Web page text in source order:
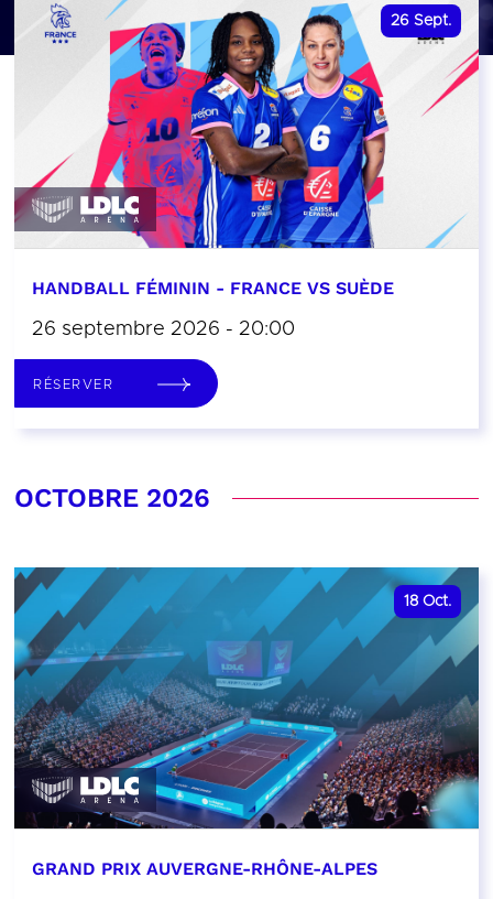
26 Sept.
HANDBALL FÉMININ - FRANCE VS SUÈDE
26 septembre 2026 - 20:00
RÉSERVER
OCTOBRE 2026
18 Oct.
GRAND PRIX AUVERGNE-RHÔNE-ALPES